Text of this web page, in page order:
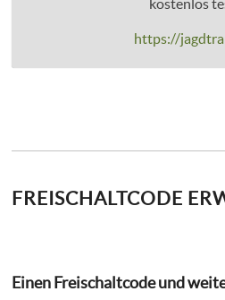
kostenlos
https://
FREISCHALTCODE
Einen Freischaltcode und